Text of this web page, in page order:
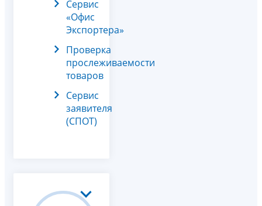
Сервис
«Офис
Экспортера»
Проверка
прослеживаемости
товаров
Сервис
заявителя
(СПОТ)